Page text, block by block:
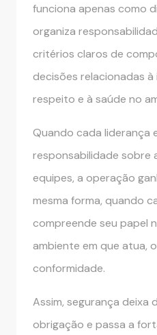
funciona apenas como
organiza
critérios claros de
decisões relacionadas
respeito e à saúde no
Quando cada liderança
responsabilidade sobre
equipes, a operação
mesma forma, quando
compreende seu papel
ambiente em que atua,
conformidade.
Assim, segurança deixa
obrigação e passa a